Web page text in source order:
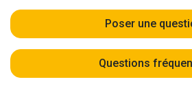
Poser une
Questions